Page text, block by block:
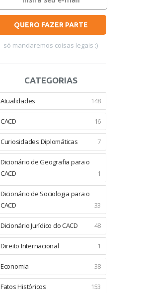
QUERO FAZER PARTE
só mandaremos coisas legais :)
CATEGORIAS
Atualidades 148
CACD 16
Curiosidades Diplomáticas 7
Dicionário de Geografia para o
CACD
1
Dicionário de Sociologia para o
CACD
33
Dicionário Jurídico do CACD 48
Direito Internacional 1
Economia 38
Fatos Históricos 153